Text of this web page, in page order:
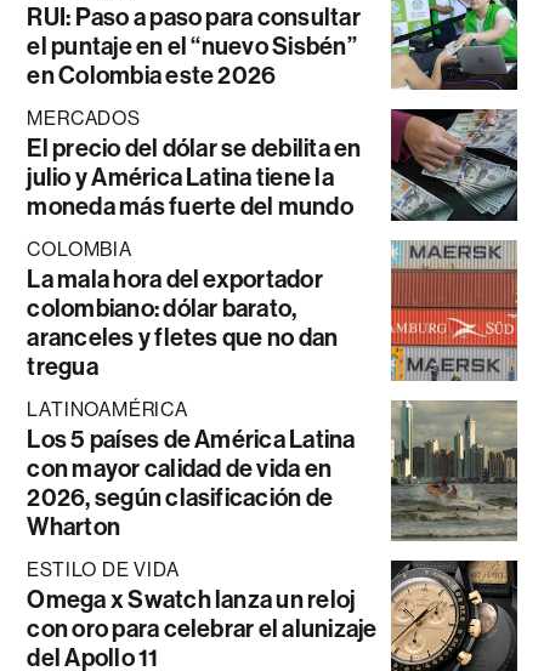
RUI: Paso a paso para consultar
el puntaje en el “nuevo Sisbén”
en Colombia este 2026
MERCADOS
El precio del dólar se debilita en
julio y América Latina tiene la
moneda más fuerte del mundo
COLOMBIA
La mala hora del exportador
colombiano: dólar barato,
aranceles y fletes que no dan
tregua
LATINOAMÉRICA
Los 5 países de América Latina
con mayor calidad de vida en
2026, según clasificación de
Wharton
ESTILO DE VIDA
Omega x Swatch lanza un reloj
con oro para celebrar el alunizaje
del Apollo 11